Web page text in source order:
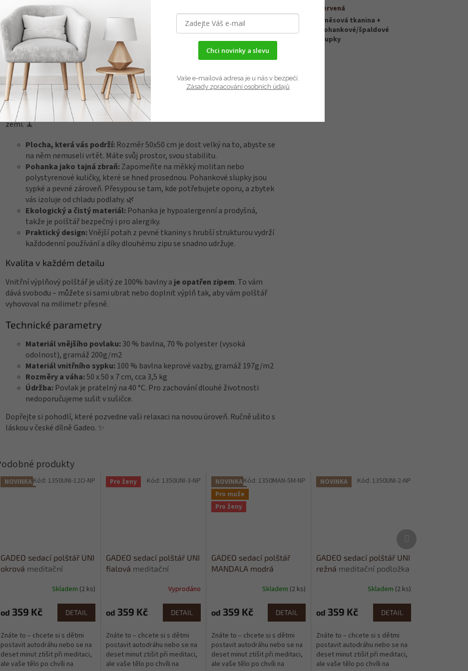
knížku u konferenčního stolku nebo se na deset minut ztišit při meditaci. Jenže
po chvíli vás začnou tlačit kotníky, záda se kulatí a vy místo klidu řešíte, jak si
sakra sednout, aby to nebolelo.
Sedací polštář Gadeojsme navrhli pro
všechny, kteří hledají širokou a stabilní základnu pro své rituály i běžný
odpočinek. ✨
Váš čtverec klidu pro každý den
S výškou cca 7 cm je tento polštář ideální volbou, pokud vám klasické vysoké
sedáky nevyhovují, ale přesto toužíte po měkkosti a dokonalé izolaci od studené
podlahy. Je to váš parťák pro meditaci, jógu i chvíle, kdy si s dětmi hrajete na
zemi. 🧘
Plocha, která vás podrží: Rozměr 50x50 cm je dost velký na to, abyste se
na něm nemuseli vrtět. Máte svůj prostor, svou stabilitu.
Pohanka jako tajná zbraň:Zapomeňte na měkký molitan nebo
polystyrenové kuličky, které se hned prosednou. Pohankové slupky jsou
sypké a pevné zároveň. Přesypou se tam, kde potřebujete oporu, a zbytek
vás izoluje od chladu podlahy. 🌿
Ekologický a čistý materiál: Pohanka je hypoalergenní a prodyšná,
takže je polštář bezpečný i pro alergiky.
Praktický design:Vnější potah z pevné tkaniny s hrubší strukturou vydrží
každodenní používání a díky dlouhému zipu se snadno udržuje.
Kvalita v každém detailu
Vnitřní výplňový polštář je ušitý ze 100% bavlny a je opatřen zipem. To vám
dává svobodu – můžete si sami ubrat nebo doplnit výplň tak, aby vám polštář
vyhovoval na milimetr přesně.
Technické parametry
Materiál vnějšího povlaku:30 % bavlna, 70 % polyester (vysoká
odolnost), gramáž 200g/m2
Materiál vnitřního sypku:100 % bavlna keprové vazby, gramáž 197g/m2
Rozměry a váha:50 x 50 x 7 cm, cca 3,5 kg
Údržba: Povlak je pratelný na 40 °C. Pro zachování dlouhé životnosti
nedoporučujeme sušit v sušičce.
Dopřejte si pohodlí, které pozvedne vaši relaxaci na novou úroveň. Ručně ušito s
láskou v české dílně Gadeo. ✨
červená
Materiál
směsová tkanina +
pohankové/špaldové
slupky
NOVINKA
GADEO sedací polštář UNI
okrová meditační
Skladem (2 ks)
od 359 Kč DETAIL
Znáte to – chcete si s dětmi
postavit autodráhu nebo se na
deset minut ztišit při meditaci,
ale vaše tělo po chvíli na
Kód: 1350UNI-12O-NP Pro ženy
GADEO sedací polštář UNI
fialová meditační
Vyprodáno
od 359 Kč DETAIL
Znáte to – chcete si s dětmi
postavit autodráhu nebo se na
deset minut ztišit při meditaci,
ale vaše tělo po chvíli na
Kód: 1350UNI-3-NP
NOVINKA
Pro muže
Pro ženy
GADEO sedací polštář
MANDALA modrá
Skladem (2 ks)
od 359 Kč DETAIL
Znáte to – chcete si s dětmi
postavit autodráhu nebo se na
deset minut ztišit při meditaci,
ale vaše tělo po chvíli na
Kód: 1350MAN-5M-NP NOVINKA
GADEO sedací polštář UNI
režná meditační podložka
Skladem (2 ks)
od 359 Kč DETAIL
Znáte to – chcete si s dětmi
postavit autodráhu nebo se na
deset minut ztišit při meditaci,
ale vaše tělo po chvíli na
Kód: 1350UNI-2-NP
Další
produkt
Chci novinky a slevu
Vaše e-mailová adresa je u nás v bezpečí.
Zásady zpracování osobních údajů